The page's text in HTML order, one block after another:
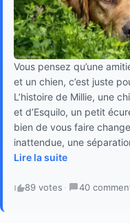
Vous pensez qu’une
et un chien, c’est juste
L’histoire de Millie, une
et d’Esquilo, un petit
bien de vous faire
inattendue, une
Lire la suite
89 votes · 40